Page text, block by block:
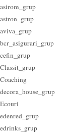
asirom_grup
astron_grup
aviva_grup
bcr_asigurari_grup
cefin_grup
Classit_grup
Coaching
decora_house_grup
Ecouri
edenred_grup
edrinks_grup